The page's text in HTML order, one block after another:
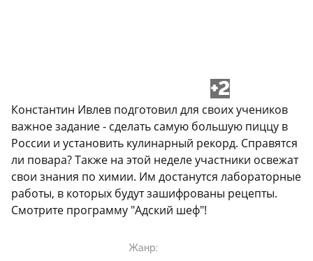
+2
Константин Ивлев подготовил для своих учеников
важное задание - сделать самую большую пиццу в
России и установить кулинарный рекорд. Справятся
ли повара? Также на этой неделе участники освежат
свои знания по химии. Им достанутся лабораторные
работы, в которых будут зашифрованы рецепты.
Смотрите программу "Адский шеф"!
Жанр: